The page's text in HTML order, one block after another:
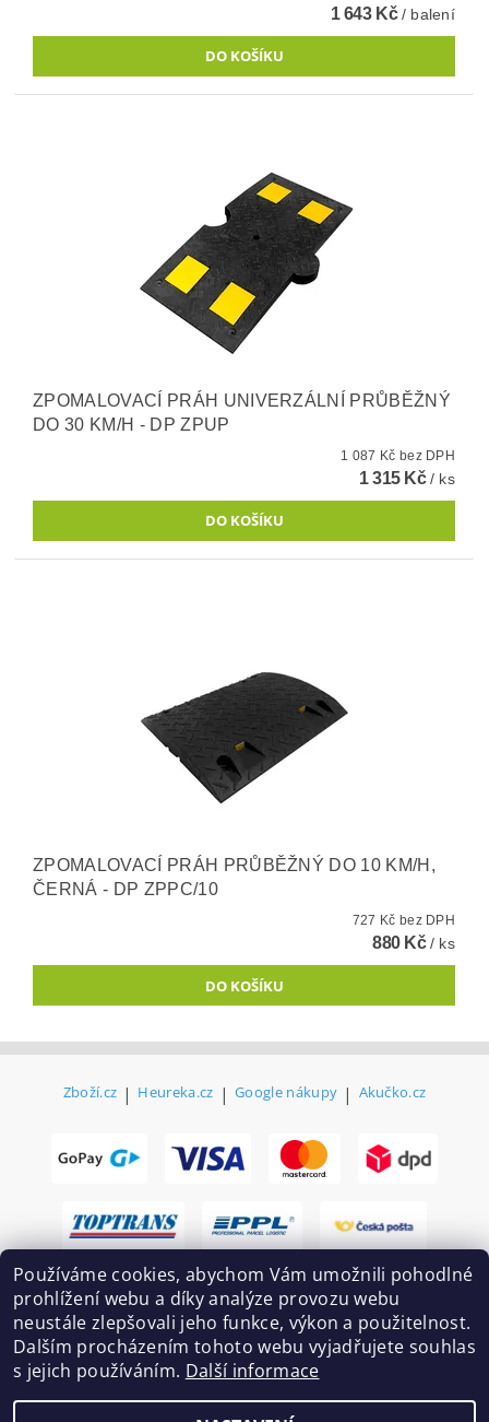
1 643 Kč/ balení
ZPOMALOVACÍ PRÁH UNIVERZÁLNÍ PRŮBĚŽNÝ
DO 30 KM/H - DP ZPUP
1 087 Kč bez DPH
1 315 Kč/ ks
ZPOMALOVACÍ PRÁH PRŮBĚŽNÝ DO 10 KM/H,
ČERNÁ - DP ZPPC/10
727 Kč bez DPH
880 Kč/ ks
Zboží.cz | Heureka.cz | Google nákupy | Akučko.cz
Používáme cookies, abychom Vám umožnili pohodlné
prohlížení webu a díky analýze provozu webu
neustále zlepšovali jeho funkce, výkon a použitelnost.
Dalším procházením tohoto webu vyjadřujete souhlas
s jejich používáním. Další informace